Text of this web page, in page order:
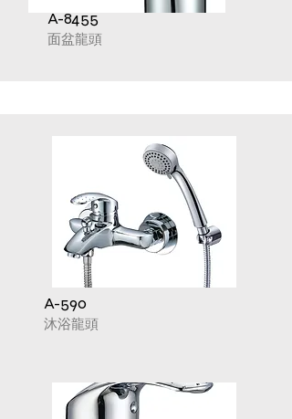
A-8455
面盆龍頭
A-590
沐浴龍頭